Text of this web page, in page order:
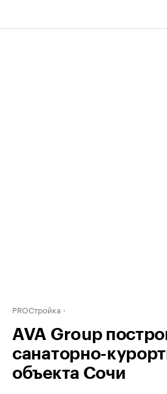
PROСтройка
AVA Group
санаторно-
объекта Сочи